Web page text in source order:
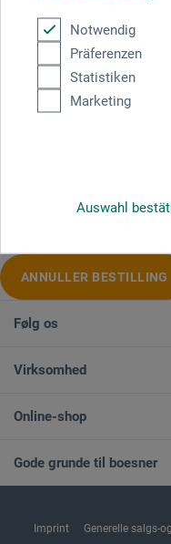
Notwendig
Präferenzen
Statistiken
Marketing
Auswahl
Betalingsmetoder
Produktkategorier
ANNULLER BESTILLING
Følg os
Virksomhed
Online-shop
Gode grunde til boesner
Imprint Generelle salgs-